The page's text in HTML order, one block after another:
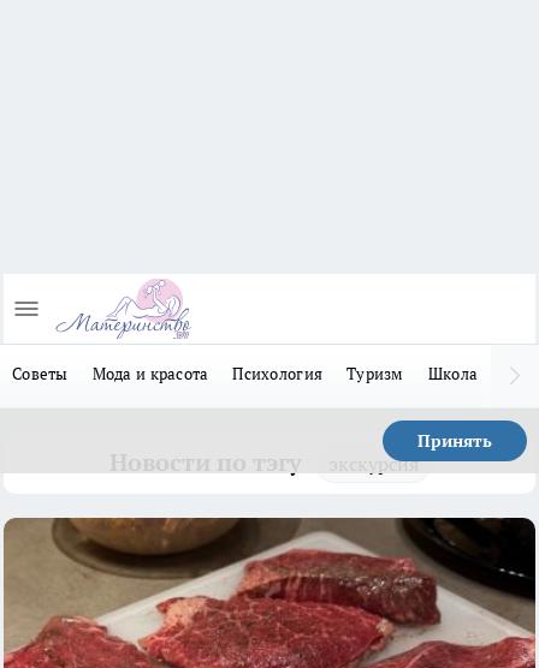
Советы Мода и красота Психология Туризм Школа
Принять
экскурсия